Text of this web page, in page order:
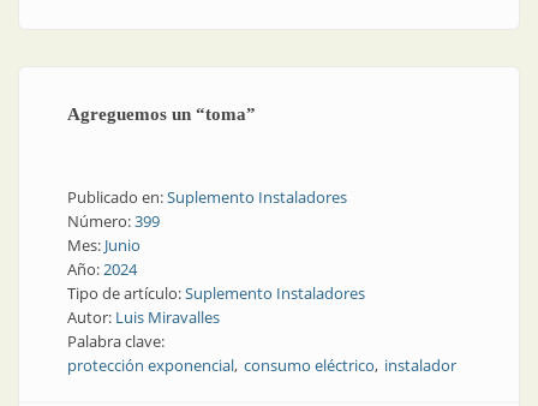
Agreguemos un “toma”
Publicado en:Suplemento Instaladores
Número:399
Mes: Junio
Año:2024
Tipo de artículo:Suplemento Instaladores
Autor: Luis Miravalles
Palabra clave:
protección exponencial consumo eléctrico instalador